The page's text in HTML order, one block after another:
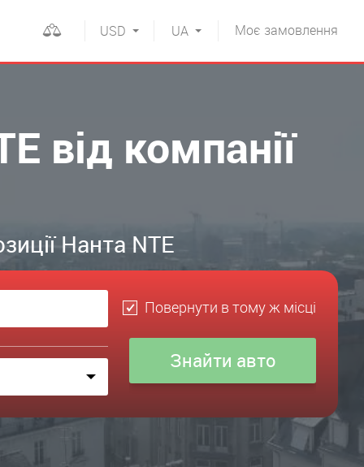
Моє замовлення
UA
USD
від компанії
Нанта NTE
Повернути в тому ж місці